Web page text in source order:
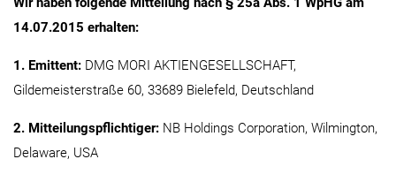
14.07.2015 erhalten:
1. Emittent: DMG MORI AKTIENGESELLSCHAFT,
Gildemeisterstraße 60, 33689 Bielefeld, Deutschland
2. Mitteilungspflichtiger: NB Holdings Corporation, Wilmington,
Delaware, USA